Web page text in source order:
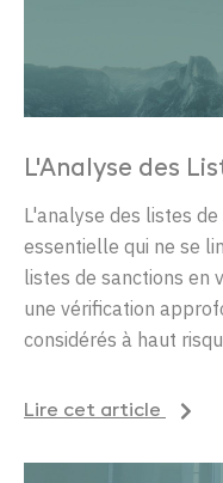
L'Analyse des
L'analyse des listes de
essentielle qui ne se
listes de sanctions en
une vérification
considérés à haut
Lire cet article